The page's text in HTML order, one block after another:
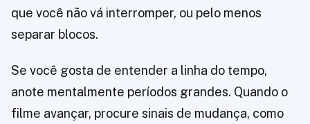
que você não vá interromper, ou pelo menos
separar blocos.
Se você gosta de entender a linha do tempo,
anote mentalmente períodos grandes. Quando o
filme avançar, procure sinais de mudança, como